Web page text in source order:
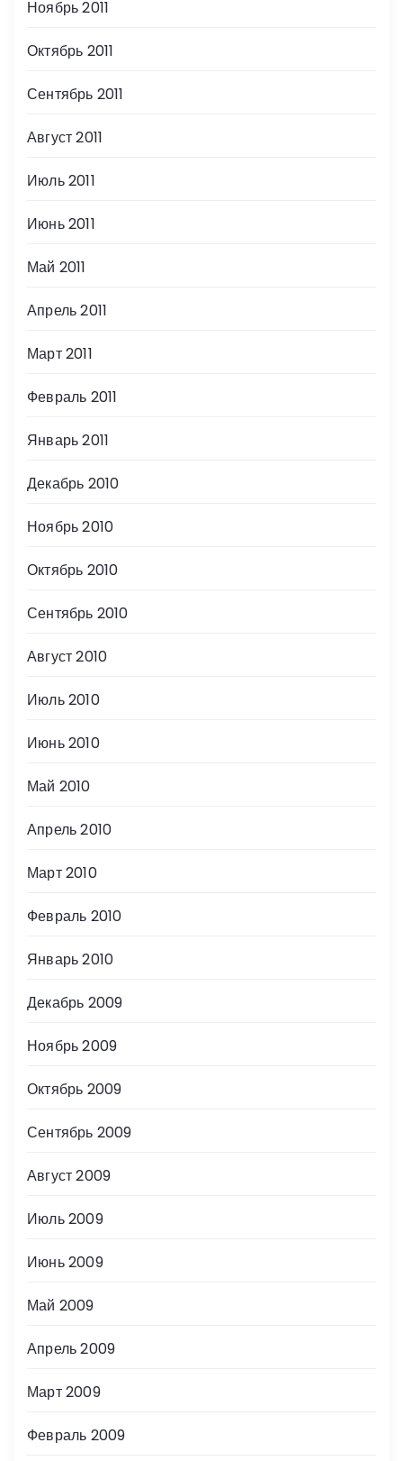
Ноябрь 2011
Октябрь 2011
Сентябрь 2011
Август 2011
Июль 2011
Июнь 2011
Май 2011
Апрель 2011
Март 2011
Февраль 2011
Январь 2011
Декабрь 2010
Ноябрь 2010
Октябрь 2010
Сентябрь 2010
Август 2010
Июль 2010
Июнь 2010
Май 2010
Апрель 2010
Март 2010
Февраль 2010
Январь 2010
Декабрь 2009
Ноябрь 2009
Октябрь 2009
Сентябрь 2009
Август 2009
Июль 2009
Июнь 2009
Май 2009
Апрель 2009
Март 2009
Февраль 2009